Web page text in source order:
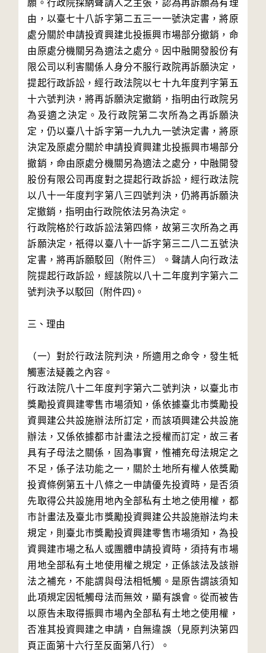
願。行政院採納聲請人之主張，認為再訴願為有理
由，以臺七十八訴字第二五三一一號決定書，將原
處分關於申請投資興建北投振興市場部分撤銷，命
由原處分機關另為適法之處分。因中融開發股份有
限公司以利害關係人身分不服行政院再訴願決定，
提起行政訴訟，經行政法院以七十九年度判字第五
十六號判決，將再訴願決定撤銷，指明由行政院另
為妥適之決定。及行政院第二次所為之再訴願決
定，仍以臺八十訴字第一九九九一號決定書，將原
決定及原處分關於申請投資興建北投振興市場部分
撤銷，命由原處分機關另為適法之處分，中融開發
股份有限公司再度對之提起行政訴訟，經行政法院
以八十一年度判字第八三四號判決，仍將再訴願決
定撤銷，指明由行政院依法另為決定。
行政院格於行政訴訟法第四條，故第三次所為之再
訴願決定，祇得以臺八十一訴字第三二八二五號決
定書，將再訴願駁回（附件三）。聲請人向行政法
院提起行政訴訟，經該院以八十二年度判字第六二
號判決予以駁回（附件四)。
三、理由
（一）對於行政法院判決，所適用之命令，發生牴
觸憲法疑義之內容。
行政法院八十二年度判字第六二號判決，以臺北市
獎勵投資興建零售市場須知，係依據臺北市獎勵投
資興建公共設施辦法所訂定，而該項興建公共設施
辦法，又係依據都市計畫法之授權而訂定，故三者
具有子母法之關係，固為事實，惟補充母法規定之
不足，係子法功能之一，關於土地所有權人依獎勵
投資條例第五十八條之一申請優先投資時，是否須
先取得公共設施用地內全部私有土地之使用權，都
市計畫法及臺北市獎勵投資興建公共設施辦法均未
規定，則臺北市獎勵投資興建零售市場須知，為投
資興建市場之私人或團體申請投資時，須持有市場
用地全部私有土地使用權之規定，正係該法及該辦
法之補充，不能謂與母法相牴觸。是原告謂該須知
此項規定因牴觸母法而無效，顯有誤會。從而被告
以原告未取得振興市場內全部私有土地之使用權，
否准其投資興建之申請，自無違誤（見原判決第四
頁正面第十六行至反面第八行）。